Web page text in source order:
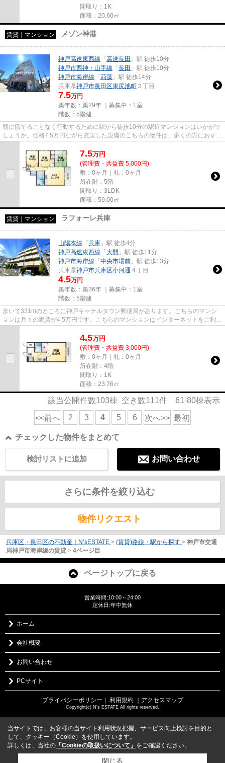
間取り：1K
面積：20.60㎡
賃貸｜マンション メゾン神港
神戸高速東西線 「 高速長田 」駅 徒歩10分
神戸市西神・山手線 「 長田 」駅 徒歩10分
神戸市海岸線 「 苅藻 」駅 徒歩14分
兵庫県神戸市長田区東尻池町 ２丁目
7.5万円
築年数：築29年 ｜募集中： 1室
階数：5階建
朝に慌てることなく行動するために駅から徒歩10分の駅近マンションはいかがで
しょうか。価格7.5万円ながら充実した設備のこちらの物件は、多くの方におすす
7.5万円
(管理費・共益費 5,000円)
敷：0ヶ月｜礼：0ヶ月
所在階：5階
間取り：3LDK
面積：59.00㎡
賃貸｜マンション ラフォーレ兵庫
山陽本線 「 兵庫 」駅 徒歩4分
神戸高速東西線 「 大開 」駅 徒歩11分
神戸市海岸線 「 中央市場前 」駅 徒歩13分
兵庫県神戸市兵庫区小河通 ４丁目
4.5万円
築年数：築36年 ｜募集中： 1室
階数：5階建
歩いて331mのところに神戸キャナルタウン郵便局があります。こちらのマンシ
ョンは月々の家賃が4.5万円です。こちらのマンションはインターネットをご利用
4.5万円
(管理費・共益費 3,000円)
敷：0ヶ月｜礼：0ヶ月
所在階：4階
間取り：1K
面積：23.76㎡
該当公開件数103棟 空き数111件 61-80棟表示
<<前へ 2 3 4 5 6 次へ>> 最初
チェックした物件をまとめて
お問い合わせ
検討リストに追加
さらに条件を絞り込む
物件リクエスト
兵庫区・長田区の不動産｜N’sESTATE > (賃貸)路線・駅から探す > 神戸市交通
局神戸市海岸線の賃貸 > 4ページ目
ページトップに戻る
営業時間:10:00～24:00
定休日:年中無休
ホーム
会社概要
お問い合わせ
PCサイト
プライバシーポリシー ｜ 利用規約 ｜アクセスマップ
Copyright(c) N's ESTATE All rights reserved.
当サイトでは、お客様の当サイト利用状況把握、サービス向上検討を目的と
して、クッキー（Cookie）を使用しています。
詳しくは、当社の 「Cookieの取扱いについて」 をご確認ください。
閉じる